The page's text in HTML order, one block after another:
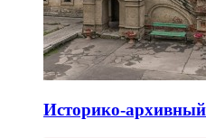
Историко-